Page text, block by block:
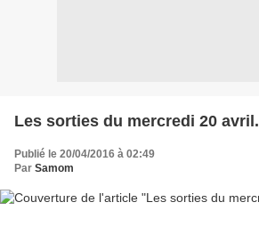
Les sorties du mercredi 20 avril.
Publié le 20/04/2016 à 02:49
Par Samom